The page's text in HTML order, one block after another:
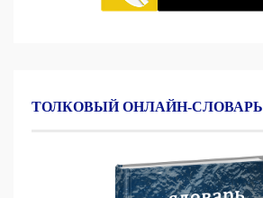
ТОЛКОВЫЙ ОНЛАЙН-СЛОВАРЬ